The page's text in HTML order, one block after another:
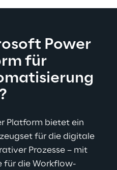
Power
für
Platform bietet ein
für die digitale
Prozesse – mit
für die Workflow-